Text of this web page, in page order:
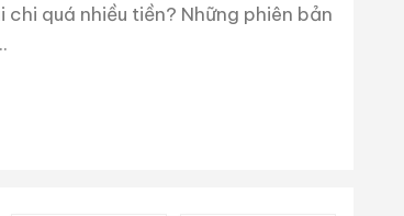
quá nhiều tiền? Những phiên bản